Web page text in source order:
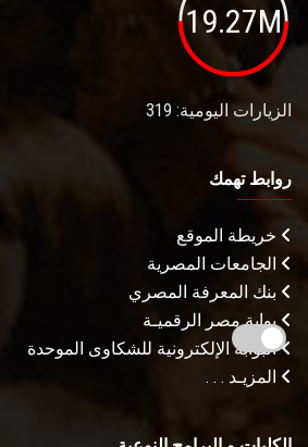
19.27M
الزيارات اليومية: 319
روابط تهمك
خريطة الموقع
الجامعات المصرية
بنك المعرفة المصري
بوابة مصر الرقميـة
البوابة الإلكترونية للشكاوى الموحدة
المزيـد . . .